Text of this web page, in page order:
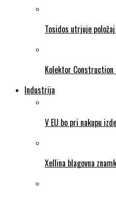
Tosidos utrjuje
Kolektor
Industrija
V EU bo pri nakupu
Xellina blagovna